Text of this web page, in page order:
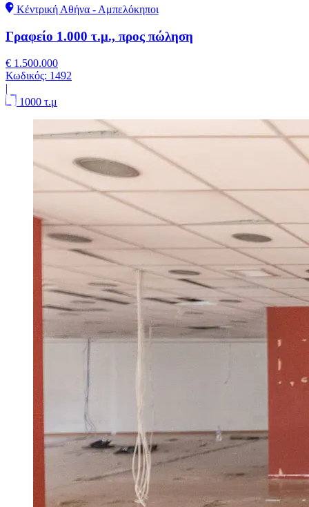
Κέντρική Αθήνα - Αμπελόκηποι
Γραφείο 1.000 τ.μ., προς πώληση
€ 1.500.000
Κωδικός: 1492
|
1000 τ.μ